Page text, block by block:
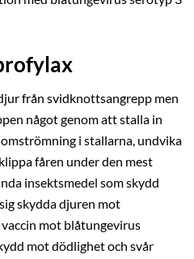
från svidknottsangrepp men
något genom att stalla in
i stallarna, undvika
fåren under den mest
insektsmedel som skydd
skydda djuren mot
mot blåtungevirus
mot dödlighet och svår